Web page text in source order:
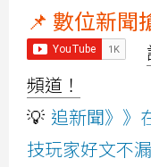
📌 數位新聞
頻道！
💡 追新聞》》
技玩家好文不漏